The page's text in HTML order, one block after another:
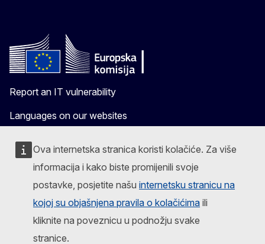
Ova internetska stranica koristi kolačiće. Za više
informacija i kako biste promijenili svoje
postavke, posjetite našu internetsku stranicu na
kojoj su objašnjena pravila o kolačićima ili
kliknite na poveznicu u podnožju svake
stranice.
Report an IT vulnerability
Languages on our websites
Cookies
Privacy policy
Legal notice